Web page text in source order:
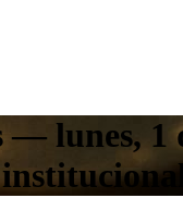
lunes, 1